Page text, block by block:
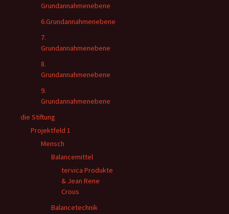
Grundannahmenebene
6.Grundannahmenebene
7.
Grundannahmenebene
8.
Grundannahmenebene
9.
Grundannahmenebene
die Stiftung
Projektfeld 1
Mensch
Balancemittel
tervica Produkte
& Jean Rene
Crous
Balancetechnik